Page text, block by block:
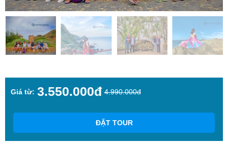
Giá từ: 3.550.000đ 4.990.000đ
ĐẶT TOUR